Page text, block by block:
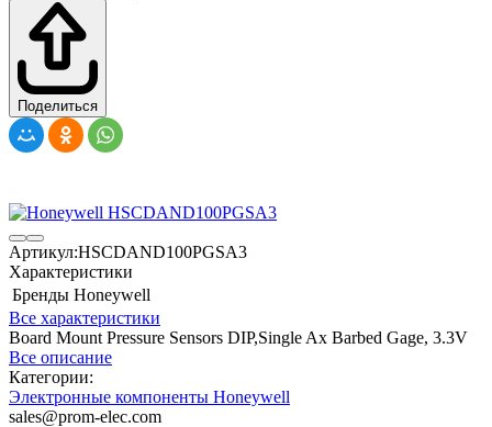
Поделиться
Артикул:HSCDAND100PGSA3
Характеристики
Бренды Honeywell
Все характеристики
Board Mount Pressure Sensors DIP,Single Ax Barbed Gage, 3.3V
Все описание
Категории:
Электронные компоненты Honeywell
sales@prom-elec.com